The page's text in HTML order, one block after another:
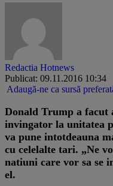
Redactia Hotnews
Publicat: 09.11.2016 10:34
Adaugă-ne ca sursă
Donald Trump a facut
invingator la unitatea
va pune intotdeauna
cu celelalte tari. „Ne
natiuni care vor sa se
el.